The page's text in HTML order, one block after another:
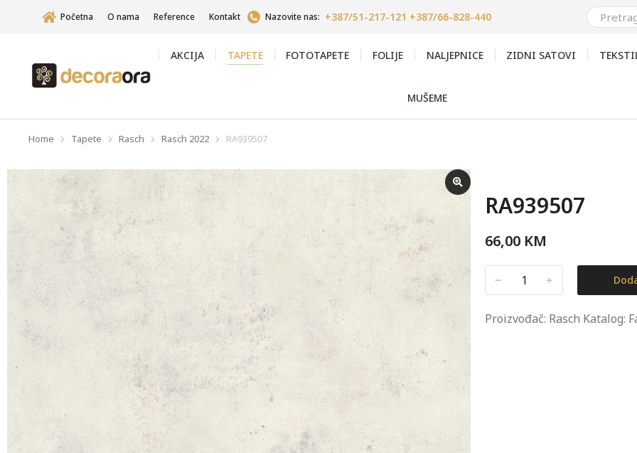
Početna O nama Reference Kontakt Nazovite nas: +387/51-217-121 +387/66-828-440
AKCIJA TAPETE FOTOTAPETE FOLIJE NALJEPNICE ZIDNI SATOVI
MUŠEME
You are here:
Home Tapete Rasch Rasch 2022 RA939507
RA939507
66,00 KM
﹣ ﹢
Proizvođač: Rasch Katalog: